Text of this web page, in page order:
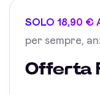
SOLO 18,90 €
per sempre,
Offerta